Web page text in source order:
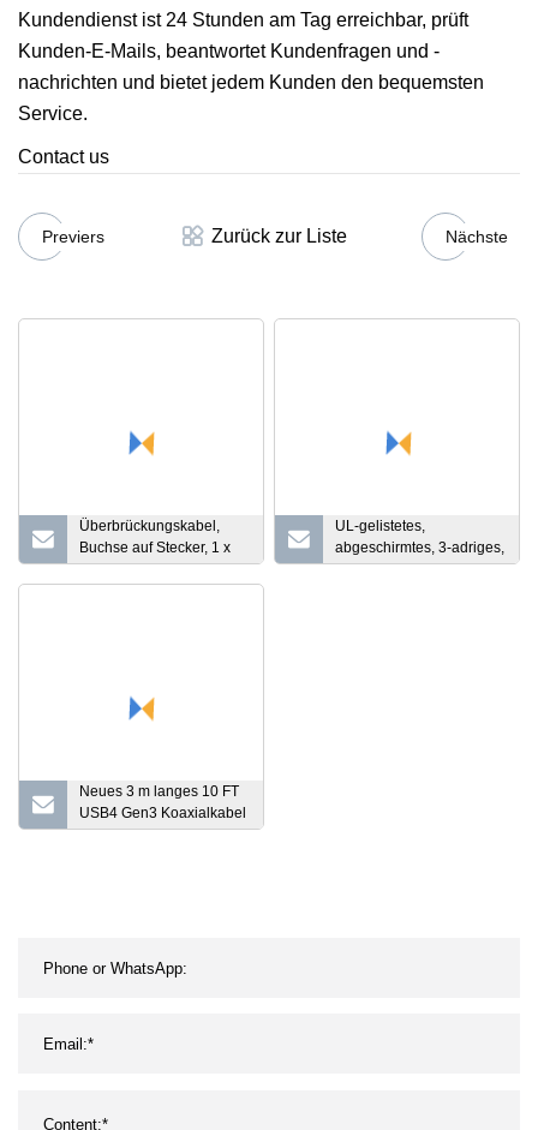
Kundendienst ist 24 Stunden am Tag erreichbar, prüft
Kunden-E-Mails, beantwortet Kundenfragen und -
nachrichten und bietet jedem Kunden den bequemsten
Service.
Contact us
Previers Zurück zur Liste Nächste
Überbrückungskabel,
Buchse auf Stecker, 1 x
40 Pins, 20 cm
UL-gelistetes,
abgeschirmtes, 3-adriges,
flammhemmendes 2,5-
Neues 3 m langes 10 FT
USB4 Gen3 Koaxialkabel
100 W Pd Charge